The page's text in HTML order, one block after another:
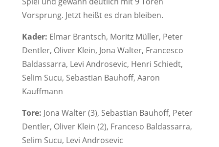
Vorsprung. Jetzt heißt es dran bleiben.
Kader: Elmar Brantsch, Moritz Müller, Peter
Dentler, Oliver Klein, Jona Walter, Francesco
Baldassarra, Levi Androsevic, Henri Schiedt,
Selim Sucu, Sebastian Bauhoff, Aaron
Kauffmann
Tore: Jona Walter (3), Sebastian Bauhoff, Peter
Dentler, Oliver Klein (2), Franceso Baldassarra,
Selim Sucu, Levi Androsevic